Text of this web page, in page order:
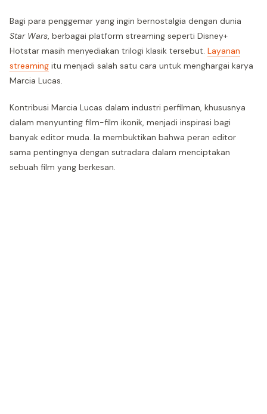
Bagi para penggemar yang ingin bernostalgia dengan dunia
Star Wars , berbagai platform streaming seperti Disney+
Hotstar masih menyediakan trilogi klasik tersebut. Layanan
streaming itu menjadi salah satu cara untuk menghargai karya
Marcia Lucas.
Kontribusi Marcia Lucas dalam industri perfilman, khususnya
dalam menyunting film-film ikonik, menjadi inspirasi bagi
banyak editor muda. Ia membuktikan bahwa peran editor
sama pentingnya dengan sutradara dalam menciptakan
sebuah film yang berkesan.